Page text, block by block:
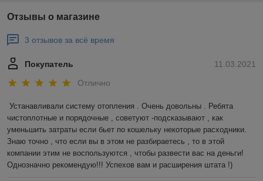
Отзывы о магазине
3 отзывов за всё время
11.03.2021
Покупатель
Отлично
Устанавливали систему отопления . Очень довольны . Ребята
чистоплотные и порядочные , советуют -подсказывают , как
уменьшить затраты если бьет по кошельку некоторые расходники.
Знаю точно , что если вы в этом не разбираетесь , то в этой
компании этим не воспользуются , чтобы развести вас на деньги!
Однозначно рекомендую!!! Успехов вам и расширения штата !)